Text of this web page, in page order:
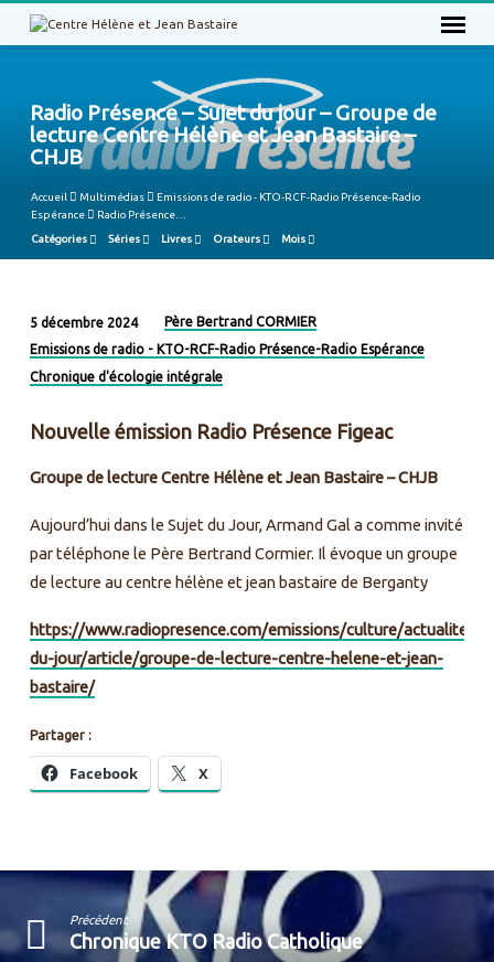
Radio Présence – Sujet du jour – Groupe de
lecture Centre Hélène et Jean Bastaire –
CHJB
Accueil Multimédias
Emissions de radio - KTO-RCF-Radio Présence-Radio
Espérance
Radio Présence…
Catégories Séries Livres Orateurs Mois
Radio
Présence
Sujet
jour
Groupe
de
lecture
Hélène
et
Jean
–
CHJB
5 décembre 2024
Père Bertrand CORMIER
Emissions de radio - KTO-RCF-Radio Présence-Radio Espérance
Chronique d'écologie intégrale
Nouvelle émission Radio Présence Figeac
Groupe de lecture Centre Hélène et Jean Bastaire – CHJB
Aujourd’hui dans le Sujet du Jour, Armand Gal a comme invité
par téléphone le Père Bertrand Cormier. Il évoque un groupe
de lecture au centre hélène et jean bastaire de Berganty
https://www.radiopresence.com/emissions/culture/actualites/
du-jour/article/groupe-de-lecture-centre-helene-et-jean-
bastaire/
Partager :
Facebook X
Précédent
Chronique KTO Radio Catholique